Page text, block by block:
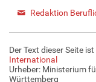
Redaktion
Der Text dieser Seite
International
Urheber: Ministerium
Württemberg